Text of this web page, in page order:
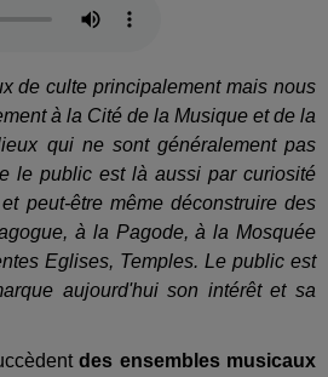
de culte principalement mais nous
à la Cité de la Musique et de la
qui ne sont généralement pas
le public est là aussi par curiosité
peut-être même déconstruire des
à la Pagode, à la Mosquée
Eglises, Temples. Le public est
aujourd'hui son intérêt et sa
des ensembles musicaux